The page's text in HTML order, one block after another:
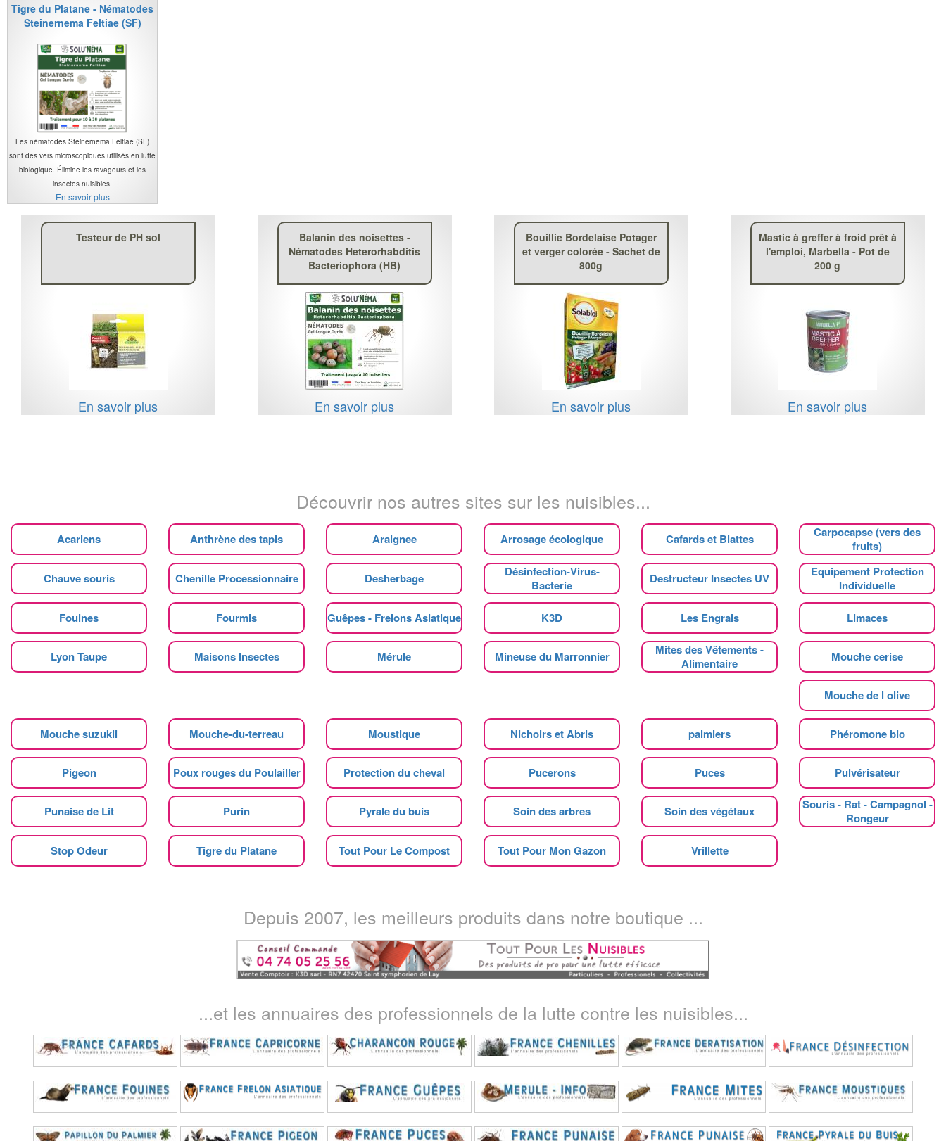
Tigre du Platane - Nématodes
Steinernema Feltiae (SF)
Les nématodes Steinernema Feltiae (SF)
sont des vers microscopiques utilisés en lutte
biologique. Élimine les ravageurs et les
insectes nuisibles.
En savoir plus
Testeur de PH sol
En savoir plus
Balanin des noisettes -
Nématodes Heterorhabditis
Bacteriophora (HB)
En savoir plus
Bouillie Bordelaise Potager
et verger colorée - Sachet de
800g
En savoir plus
Mastic à greffer à froid prêt à
l'emploi, Marbella - Pot de
200 g
En savoir plus
Découvrir nos autres sites sur les nuisibles...
Acariens Anthrène des tapis Araignee Arrosage écologique Cafards et Blattes
Carpocapse (vers des
fruits)
Chauve souris Chenille Processionnaire Desherbage
Désinfection-Virus-
Bacterie
Destructeur Insectes UV
Equipement Protection
Individuelle
Fouines Fourmis Guêpes - Frelons Asiatique K3D Les Engrais Limaces
Lyon Taupe Maisons Insectes Mérule Mineuse du Marronnier
Mites des Vêtements -
Alimentaire
Mouche cerise
Mouche de l olive
Mouche suzukii Mouche-du-terreau Moustique Nichoirs et Abris palmiers Phéromone bio
Pigeon Poux rouges du Poulailler Protection du cheval Pucerons Puces Pulvérisateur
Punaise de Lit Purin Pyrale du buis Soin des arbres Soin des végétaux
Souris - Rat - Campagnol -
Rongeur
Stop Odeur Tigre du Platane Tout Pour Le Compost Tout Pour Mon Gazon Vrillette
Depuis 2007, les meilleurs produits dans notre boutique ...
...et les annuaires des professionnels de la lutte contre les nuisibles...